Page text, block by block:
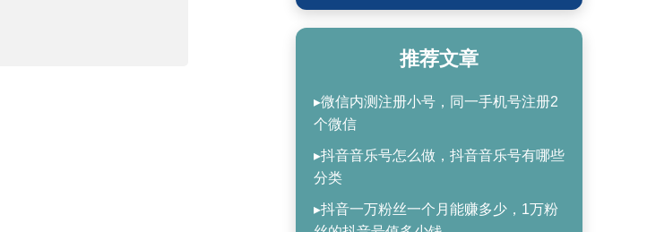
推荐文章
▸微信内测注册小号，同一手机号注册2
个微信
▸抖音音乐号怎么做，抖音音乐号有哪些
分类
▸抖音一万粉丝一个月能赚多少，1万粉